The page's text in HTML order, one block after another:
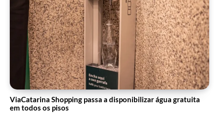
ViaCatarina Shopping passa a disponibilizar água gratuita
em todos os pisos